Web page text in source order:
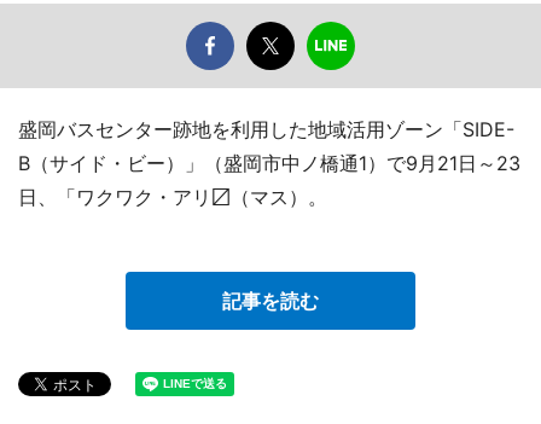
盛岡バスセンター跡地を利用した地域活用ゾーン「SIDE-
B（サイド・ビー）」（盛岡市中ノ橋通1）で9月21日～23
日、「ワクワク・アリ〼（マス）。
記事を読む